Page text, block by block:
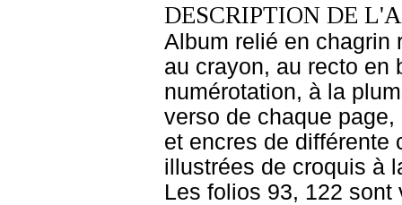
DESCRIPTION DE
Album relié en chagrin
au crayon, au recto en
numérotation, à la
verso de chaque
et encres de différente
illustrées de croquis à
Les folios 93, 122 sont